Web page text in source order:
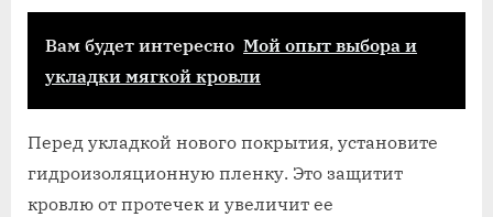
Вам будет интересно Мой опыт выбора и
укладки мягкой кровли
Перед укладкой нового покрытия, установите
гидроизоляционную пленку. Это защитит
кровлю от протечек и увеличит ее